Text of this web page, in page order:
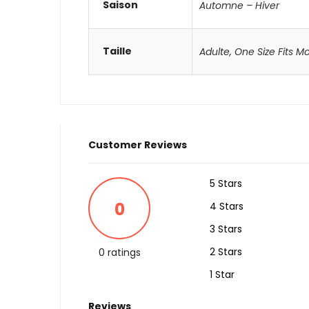
Saison Automne – Hiver
Taille Adulte, One Size Fits
Customer Reviews
0
0 ratings
5 Stars
4 Stars
3 Stars
2 Stars
1 Star
Reviews